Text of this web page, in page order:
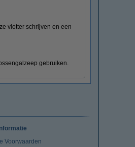
vlotter schrijven en een
gebruiken.
Voorwaarden